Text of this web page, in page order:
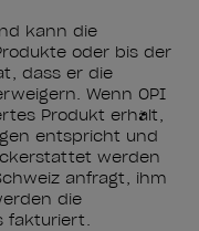
kann die
oder bis der
dass er die
Wenn OPI
Produkt erhält,
entspricht und
werden
anfragt, ihm
die
fakturiert.